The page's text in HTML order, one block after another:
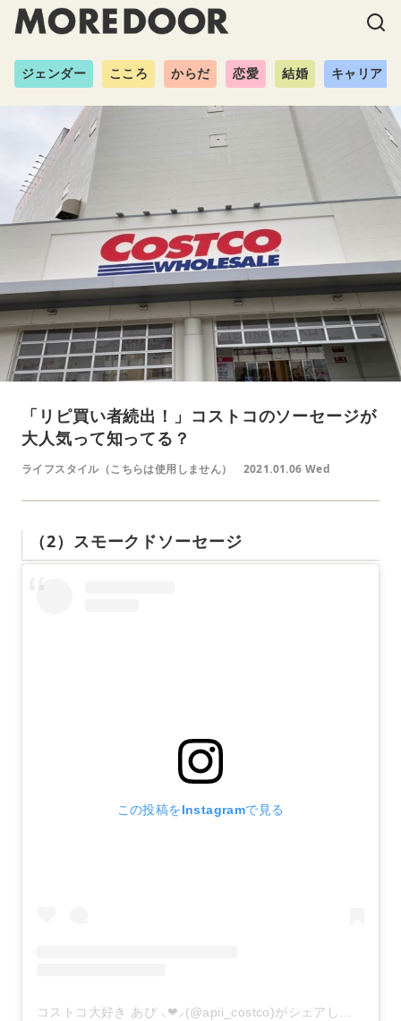
ジェンダー こころ からだ 恋愛 結婚 キャリア
「リピ買い者続出！」コストコのソーセージが
大人気って知ってる？
ライフスタイル（こちらは使用しません） 2021.01.06 Wed
（2）スモークドソーセージ
この投稿をInstagramで見る
コストコ大好き あぴ ⸜❤︎⸝‍(@apii_costco)がシェアした投稿